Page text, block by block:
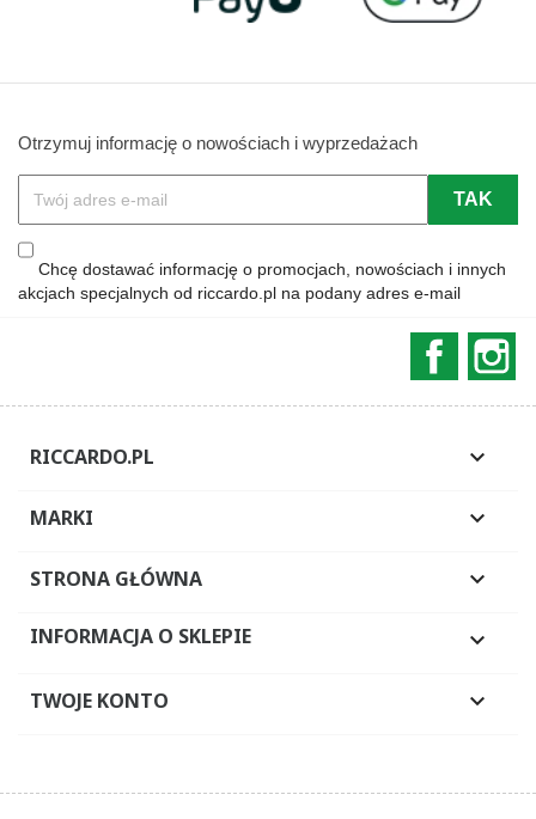
Otrzymuj informację o nowościach i wyprzedażach
Chcę dostawać informację o promocjach, nowościach i innych
akcjach specjalnych od riccardo.pl na podany adres e-mail
RICCARDO.PL 
MARKI 
STRONA GŁÓWNA 
INFORMACJA O SKLEPIE 
TWOJE KONTO 